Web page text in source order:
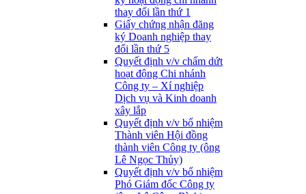
thay đổi lần thứ 1
Giấy chứng nhận đăng
ký Doanh nghiệp thay
đổi lần thứ 5
Quyết định v/v chấm dứt
hoạt động Chi nhánh
Công ty – Xí nghiệp
Dịch vụ và Kinh doanh
xây lắp
Quyết định v/v bổ nhiệm
Thành viên Hội đồng
thành viên Công ty (ông
Lê Ngọc Thủy)
Quyết định v/v bổ nhiệm
Phó Giám đốc Công ty